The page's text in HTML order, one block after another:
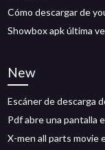
Cómo descargar de
Showbox apk última
New
Escáner de descarga
Pdf abre una pantalla
X-men all parts movie